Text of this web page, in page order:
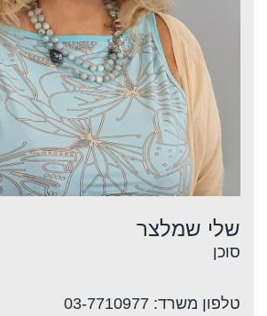
שלי שמלצר
סוכן
טלפון משרד: 03-7710977